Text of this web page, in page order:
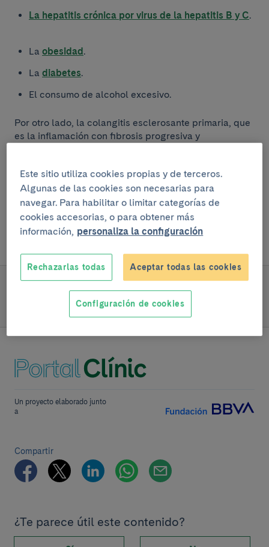
La hepatitis crónica por virus de la hepatitis B y C.
La obesidad.
La diabetes.
El consumo de alcohol excesivo.
Por otro lado, la colangitis esclerosante primaria, que
es la inflamación con fibrosis progresiva y
extrahepático.
Sin embargo, cabe destacar que en una gran parte de
los casos de colangiocarcinoma diagnosticados no se
identifica ningún factor de riesgo.
Un proyecto elaborado junto
a
Compartir
¿Te parece útil este contenido?
Este sitio utiliza cookies propias y de terceros.
Algunas de las cookies son necesarias para
navegar. Para habilitar o limitar categorías de
cookies accesorias, o para obtener más
información, personaliza la configuración
Rechazarlas todas Aceptar todas las cookies
Configuración de cookies